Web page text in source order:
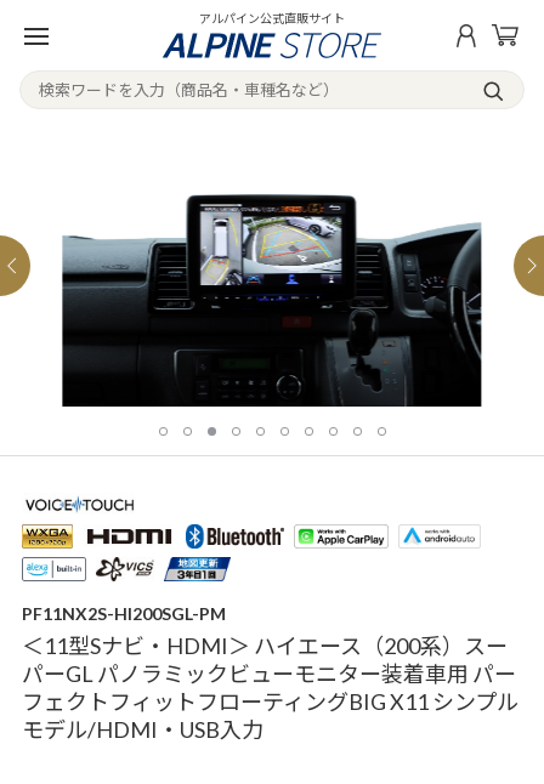
アルパイン公式直販サイト
PF11NX2S-HI200SGL-PM
＜11型Sナビ・HDMI＞ ハイエース（200系）スー
パーGL パノラミックビューモニター装着車用 パー
フェクトフィットフローティングBIG X11 シンプル
モデル/HDMI・USB入力